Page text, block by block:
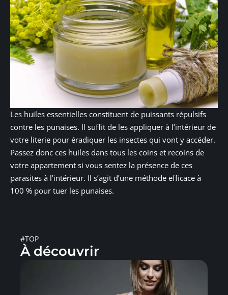
Les huiles essentielles constituent de puissants répulsifs
contre les punaises. Il suffit de les appliquer à l’intérieur de
votre literie pour éradiquer les insectes qui vont y accéder.
Passez donc ces huiles dans tous les coins et recoins de
votre appartement si vous sentez la présence de ces
parasites à l’intérieur. Il s’agit d’une méthode efficace à
100 % pour tuer les punaises.
#TOP
À découvrir